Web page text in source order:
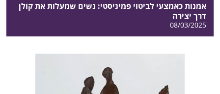
אמנות כאמצעי לביטוי פמיניסטי: נשים שמעלות את קולן
דרך יצירה
08/03/2025